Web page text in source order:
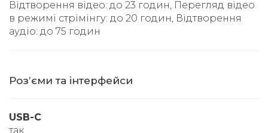
Відтворення відео: до 23 годин, Перегляд відео
в режимі стрімінгу: до 20 годин, Відтворення
аудіо: до 75 годин
Розʼєми та інтерфейси
USB-C
так